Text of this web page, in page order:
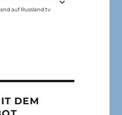
auf Russland.tv
DEM